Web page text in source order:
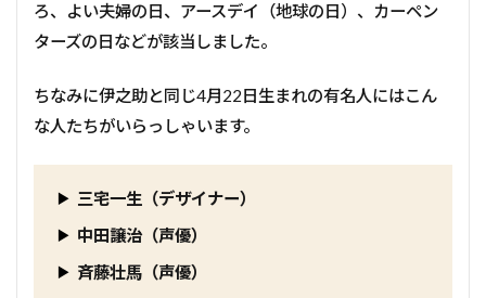
ろ、よい夫婦の日、アースデイ（地球の日）、カーペン
ターズの日などが該当しました。
ちなみに伊之助と同じ4月22日生まれの有名人にはこん
な人たちがいらっしゃいます。
三宅一生（デザイナー）
中田譲治（声優）
斉藤壮馬（声優）